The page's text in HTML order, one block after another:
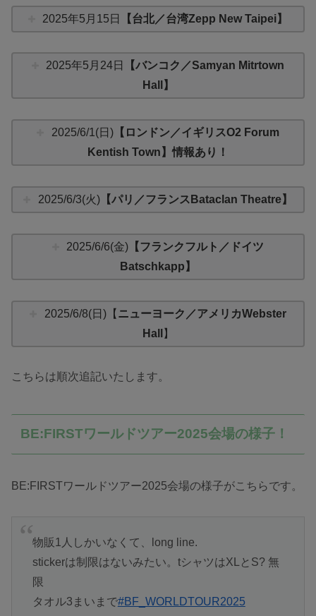
2025年5月15日 【台北／台湾Zepp New Taipei】
2025年5月24日
【バンコク／Samyan Mitrtown
Hall】
2025/6/1(日)【ロンドン／イギリスO2 Forum
Kentish Town】情報あり！
2025/6/3(火)【パリ／フランスBataclan Theatre】
2025/6/6(金) 【フランクフルト／ドイツ
Batschkapp】
2025/6/8(日)【 ニューヨーク／アメリカWebster
Hall
】
こちらは順次追記いたします。
BE:FIRSTワールドツアー2025会場の様子！
BE:FIRSTワールドツアー2025会場の様子がこちらです。
物販1人しかいなくて、long line.
stickerは制限はないみたい。tシャツはXLとS? 無
限
タオル3まいまで#BF_WORLDTOUR2025